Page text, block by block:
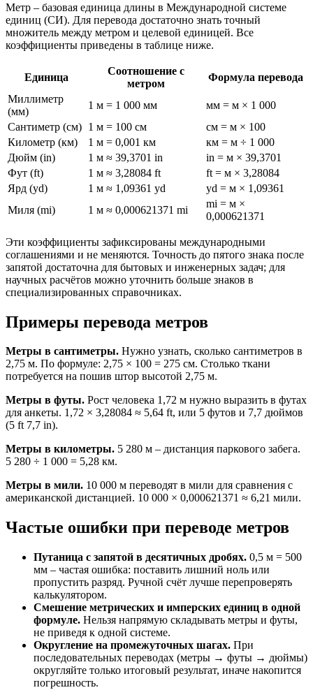
Метр – базовая единица длины в Международной системе
единиц (СИ). Для перевода достаточно знать точный
множитель между метром и целевой единицей. Все
коэффициенты приведены в таблице ниже.
Единица
Соотношение с
метром
Формула перевода
Миллиметр
(мм)
1 м = 1 000 мм
мм = м × 1 000
Сантиметр (см) 1 м = 100 см
см = м × 100
Километр (км)
1 м = 0,001 км
км = м ÷ 1 000
Дюйм (in)
1 м ≈ 39,3701 in
in = м × 39,3701
Фут (ft)
1 м ≈ 3,28084 ft
ft = м × 3,28084
Ярд (yd)
1 м ≈ 1,09361 yd
yd = м × 1,09361
Миля (mi)
1 м ≈ 0,000621371 mi
mi = м ×
0,000621371
Эти коэффициенты зафиксированы международными
соглашениями и не меняются. Точность до пятого знака после
запятой достаточна для бытовых и инженерных задач; для
научных расчётов можно уточнить больше знаков в
специализированных справочниках.
Примеры перевода метров
Метры в сантиметры. Нужно узнать, сколько сантиметров в
2,75 м. По формуле: 2,75 × 100 = 275 см. Столько ткани
потребуется на пошив штор высотой 2,75 м.
Метры в футы. Рост человека 1,72 м нужно выразить в футах
для анкеты. 1,72 × 3,28084 ≈ 5,64 ft, или 5 футов и 7,7 дюймов
(5 ft 7,7 in).
Метры в километры. 5 280 м – дистанция паркового забега.
5 280 ÷ 1 000 = 5,28 км.
Метры в мили. 10 000 м переводят в мили для сравнения с
американской дистанцией. 10 000 × 0,000621371 ≈ 6,21 мили.
Частые ошибки при переводе метров
Путаница с запятой в десятичных дробях. 0,5 м = 500
мм – частая ошибка: поставить лишний ноль или
пропустить разряд. Ручной счёт лучше перепроверять
калькулятором.
Смешение метрических и имперских единиц в одной
формуле. Нельзя напрямую складывать метры и футы,
не приведя к одной системе.
Округление на промежуточных шагах. При
последовательных переводах (метры → футы → дюймы)
округляйте только итоговый результат, иначе накопится
погрешность.